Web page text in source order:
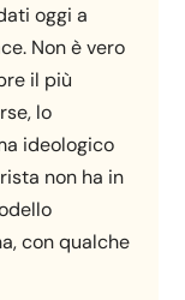
oggi a
Non è vero
il più
lo
ideologico
non ha in
con qualche